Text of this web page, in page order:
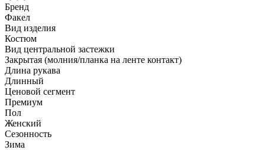
Бренд
Факел
Вид изделия
Костюм
Вид центральной застежки
Закрытая (молния/планка на ленте контакт)
Длина рукава
Длинный
Ценовой сегмент
Премиум
Пол
Женский
Сезонность
Зима